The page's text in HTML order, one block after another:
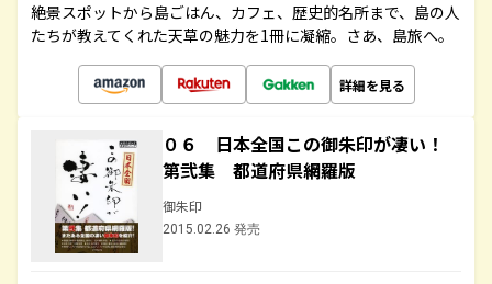
絶景スポットから島ごはん、カフェ、歴史的名所まで、島の人
たちが教えてくれた天草の魅力を1冊に凝縮。さあ、島旅へ。
詳細を見る
０６ 日本全国この御朱印が凄い！
第弐集 都道府県網羅版
御朱印
2015.02.26 発売